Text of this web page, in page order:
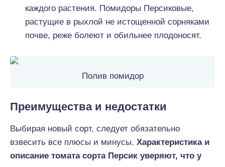
каждого растения. Помидоры Персиковые,
растущие в рыхлой не истощенной сорняками
почве, реже болеют и обильнее плодоносят.
Полив помидор
Преимущества и недостатки
Выбирая новый сорт, следует обязательно
взвесить все плюсы и минусы. Характеристика и
описание томата сорта Персик уверяют, что у